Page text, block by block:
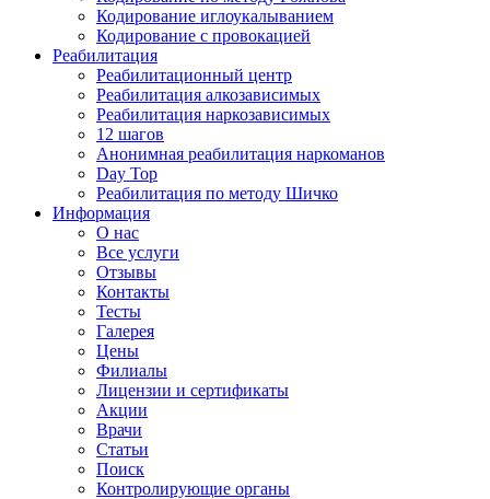
Кодирование иглоукалыванием
Кодирование с провокацией
Реабилитация
Реабилитационный центр
Реабилитация алкозависимых
Реабилитация наркозависимых
12 шагов
Анонимная реабилитация наркоманов
Day Top
Реабилитация по методу Шичко
Информация
О нас
Все услуги
Отзывы
Контакты
Тесты
Галерея
Цены
Филиалы
Лицензии и сертификаты
Акции
Врачи
Статьи
Поиск
Контролирующие органы